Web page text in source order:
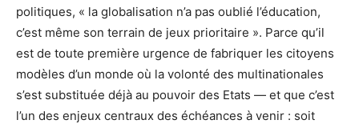
politiques, « la globalisation n’a pas oublié l’éducation,
c’est même son terrain de jeux prioritaire ». Parce qu’il
est de toute première urgence de fabriquer les citoyens
modèles d’un monde où la volonté des multinationales
s’est substituée déjà au pouvoir des Etats — et que c’est
l’un des enjeux centraux des échéances à venir : soit